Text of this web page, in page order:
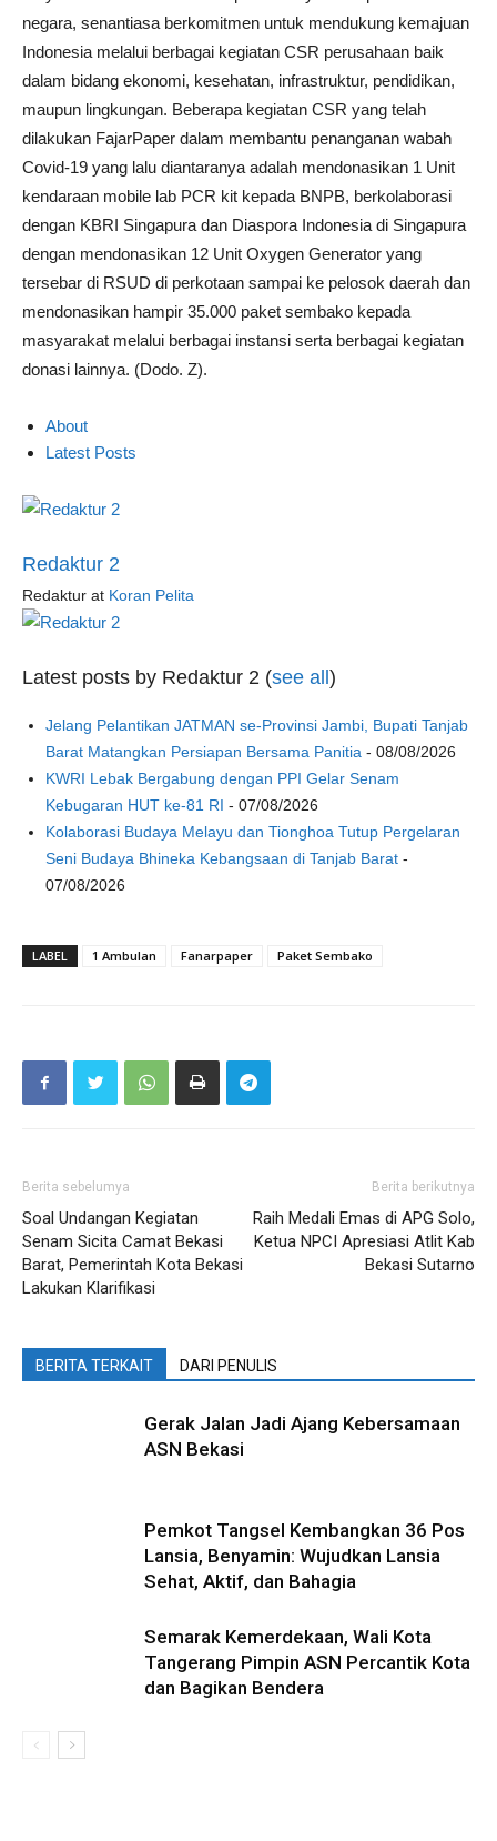
negara, senantiasa berkomitmen untuk mendukung kemajuan
Indonesia melalui berbagai kegiatan CSR perusahaan baik
dalam bidang ekonomi, kesehatan, infrastruktur, pendidikan,
maupun lingkungan. Beberapa kegiatan CSR yang telah
dilakukan FajarPaper dalam membantu penanganan wabah
Covid-19 yang lalu diantaranya adalah mendonasikan 1 Unit
kendaraan mobile lab PCR kit kepada BNPB, berkolaborasi
dengan KBRI Singapura dan Diaspora Indonesia di Singapura
dengan mendonasikan 12 Unit Oxygen Generator yang
tersebar di RSUD di perkotaan sampai ke pelosok daerah dan
mendonasikan hampir 35.000 paket sembako kepada
masyarakat melalui berbagai instansi serta berbagai kegiatan
donasi lainnya. (Dodo. Z).
About
Latest Posts
Redaktur 2
Redaktur at Koran Pelita
Latest posts by Redaktur 2 (see all )
Jelang Pelantikan JATMAN se-Provinsi Jambi, Bupati Tanjab
Barat Matangkan Persiapan Bersama Panitia - 08/08/2026
KWRI Lebak Bergabung dengan PPI Gelar Senam
Kebugaran HUT ke-81 RI - 07/08/2026
Kolaborasi Budaya Melayu dan Tionghoa Tutup Pergelaran
Seni Budaya Bhineka Kebangsaan di Tanjab Barat -
07/08/2026
LABEL 1 Ambulan Fanarpaper Paket Sembako
Berita sebelumya
Soal Undangan Kegiatan
Senam Sicita Camat Bekasi
Barat, Pemerintah Kota Bekasi
Lakukan Klarifikasi
Berita berikutnya
Raih Medali Emas di APG Solo,
Ketua NPCI Apresiasi Atlit Kab
Bekasi Sutarno
BERITA TERKAIT DARI PENULIS
Gerak Jalan Jadi Ajang Kebersamaan
ASN Bekasi
Pemkot Tangsel Kembangkan 36 Pos
Lansia, Benyamin: Wujudkan Lansia
Sehat, Aktif, dan Bahagia
Semarak Kemerdekaan, Wali Kota
Tangerang Pimpin ASN Percantik Kota
dan Bagikan Bendera